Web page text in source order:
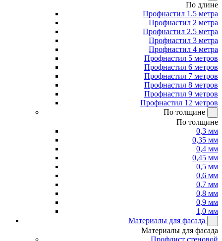
По длине
Профнастил 1.5 метра
Профнастил 2 метра
Профнастил 2.5 метра
Профнастил 3 метра
Профнастил 4 метра
Профнастил 5 метров
Профнастил 6 метров
Профнастил 7 метров
Профнастил 8 метров
Профнастил 9 метров
Профнастил 12 метров
По толщине
По толщине
0,3 мм
0,35 мм
0,4 мм
0,45 мм
0,5 мм
0,6 мм
0,7 мм
0,8 мм
0,9 мм
1,0 мм
Материалы для фасада
Материалы для фасада
Профлист стеновой